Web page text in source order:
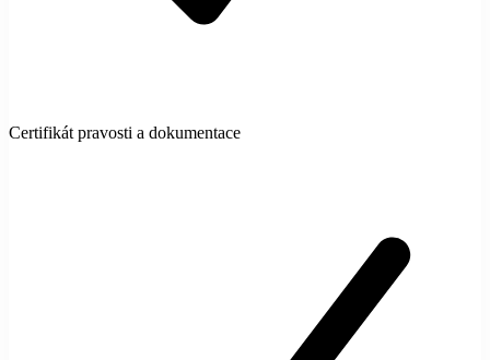
Certifikát pravosti a dokumentace